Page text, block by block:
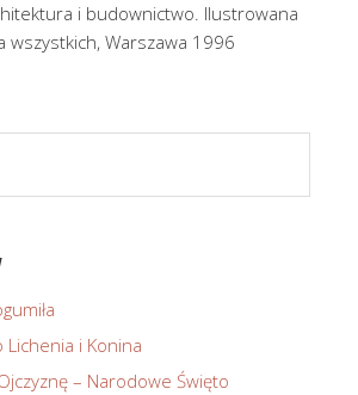
i budownictwo. Ilustrowana
wszystkich, Warszawa 1996
Lichenia i Konina
– Narodowe Święto